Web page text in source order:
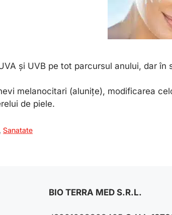
și UVB pe tot parcursul anului, dar în
melanocitari (alunițe), modificarea
de piele.
,Sanatate
BIO TERRA MED S.R.L.